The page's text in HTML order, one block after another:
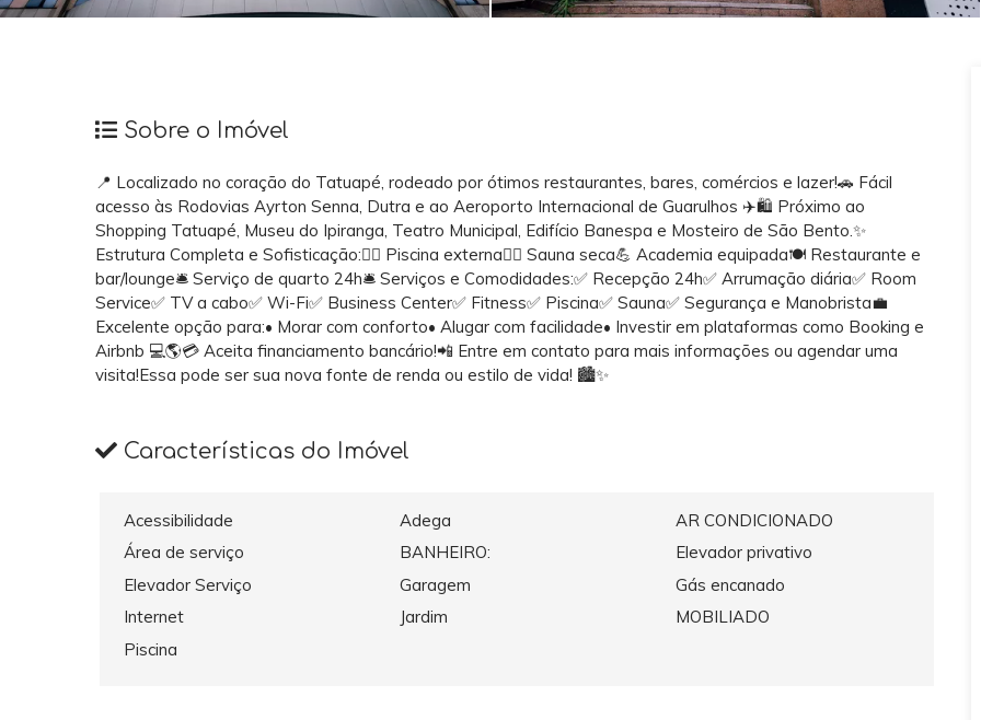
Sobre o Imóvel
📍 Localizado no coração do Tatuapé, rodeado por ótimos restaurantes, bares, comércios e lazer!🚗 Fácil
acesso às Rodovias Ayrton Senna, Dutra e ao Aeroporto Internacional de Guarulhos ✈️🛍️ Próximo ao
Shopping Tatuapé, Museu do Ipiranga, Teatro Municipal, Edifício Banespa e Mosteiro de São Bento.✨
Estrutura Completa e Sofisticação:🏊‍♂️ Piscina externa🧖‍♀️ Sauna seca💪 Academia equipada🍽️ Restaurante e
bar/lounge🛎️ Serviço de quarto 24h🛎️ Serviços e Comodidades:✅ Recepção 24h✅ Arrumação diária✅ Room
Service✅ TV a cabo✅ Wi-Fi✅ Business Center✅ Fitness✅ Piscina✅ Sauna✅ Segurança e Manobrista💼
Excelente opção para:• Morar com conforto• Alugar com facilidade• Investir em plataformas como Booking e
Airbnb 💻🌎💳 Aceita financiamento bancário!📲 Entre em contato para mais informações ou agendar uma
visita!Essa pode ser sua nova fonte de renda ou estilo de vida! 🏙️✨
Características do Imóvel
Acessibilidade Adega
AR CONDICIONADO
Área de serviço
BANHEIRO:
Elevador privativo
Elevador Serviço
Garagem
Gás encanado
Internet
Jardim
MOBILIADO
Piscina